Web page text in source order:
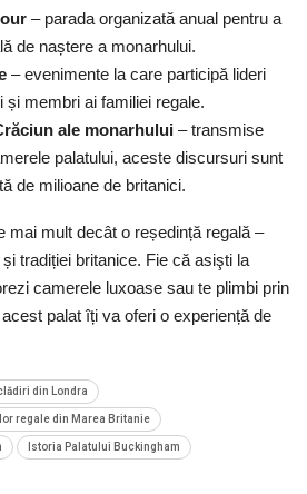
– parada organizată anual pentru a
de naștere a monarhului.
–evenimente la care participă lideri
și membri ai familiei regale.
ale monarhului –transmise
palatului, aceste discursuri sunt
de milioane de britanici.
mai mult decât o reședință regală –
tradiției britanice. Fie că asişti la
camerele luxoase sau te plimbi prin
palat îți va oferi o experiență de
din Londra
regale din Marea Britanie
Istoria Palatului Buckingham